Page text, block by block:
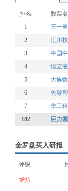
排名 股票
1
三一
2
汇川
3
中国
4
恒立
5
大族
6
先导
7
华工
182
巨力
金罗盘买入研报
评级
增持